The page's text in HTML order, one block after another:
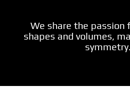
We share the passion
shapes and volumes,
symmetry.